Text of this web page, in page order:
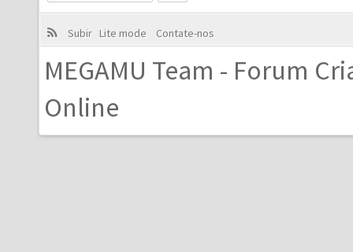
Subir Lite mode Contate-nos
MEGAMU Team - Forum
Online